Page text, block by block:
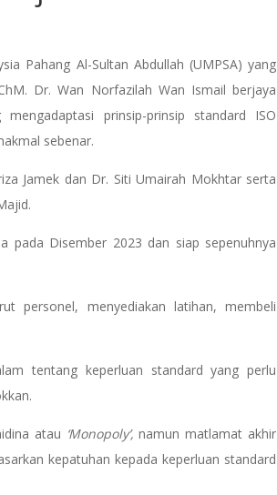
Pahang Al-Sultan Abdullah (UMPSA) yang
Dr. Wan Norfazilah Wan Ismail berjaya
prinsip-prinsip standard ISO
sebenar.
Jamek dan Dr. Siti Umairah Mokhtar serta
pada Disember 2023 dan siap sepenuhnya
personel, menyediakan latihan, membeli
tentang keperluan standard yang perlu
atau ‘Monopoly’,namun matlamat akhir
kepatuhan kepada keperluan standard